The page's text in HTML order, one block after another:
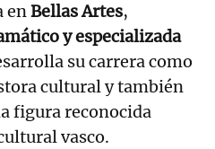
enBellas Artes,
y especializada
su carrera como
cultural y también
figura reconocida
vasco.